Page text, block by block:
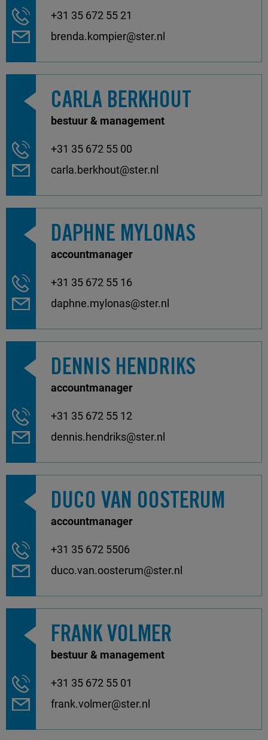
+31 35 672 55 21
brenda.kompier@ster.nl
CARLA BERKHOUT
bestuur & management
+31 35 672 55 00
carla.berkhout@ster.nl
DAPHNE MYLONAS
accountmanager
+31 35 672 55 16
daphne.mylonas@ster.nl
DENNIS HENDRIKS
accountmanager
+31 35 672 55 12
dennis.hendriks@ster.nl
DUCO VAN OOSTERUM
accountmanager
+31 35 672 5506
duco.van.oosterum@ster.nl
FRANK VOLMER
bestuur & management
+31 35 672 55 01
frank.volmer@ster.nl